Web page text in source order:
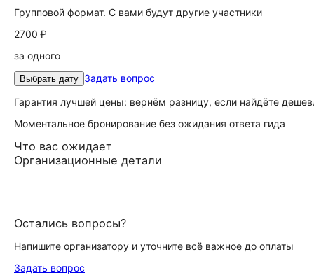
Групповой формат. С вами будут другие участники
2700 ₽
за одного
Выбрать дату Задать вопрос
Гарантия лучшей цены: вернём разницу, если найдёте
Моментальное бронирование без ожидания ответа гида
Что вас ожидает
Организационные детали
Остались вопросы?
Напишите организатору и уточните всё важное до оплаты
Задать вопрос